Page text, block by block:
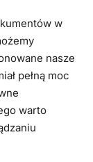
w
nasze
pełną moc
warto